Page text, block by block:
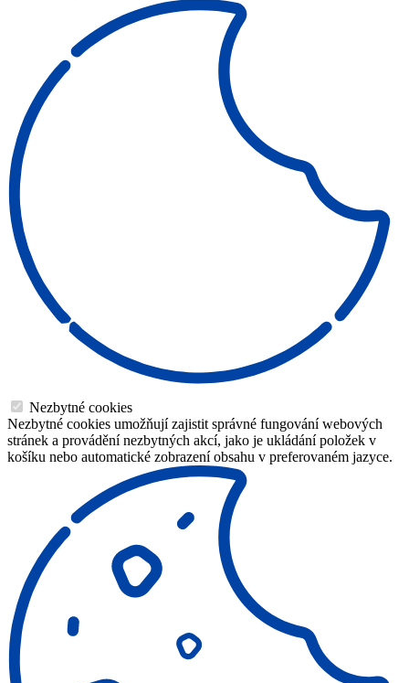
Nezbytné cookies
Nezbytné cookies umožňují zajistit správné fungování webových
stránek a provádění nezbytných akcí, jako je ukládání položek v
košíku nebo automatické zobrazení obsahu v preferovaném jazyce.